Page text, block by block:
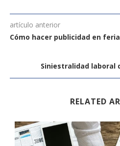
artículo anterior
Cómo hacer publicidad en
Siniestralidad laboral
RELATED